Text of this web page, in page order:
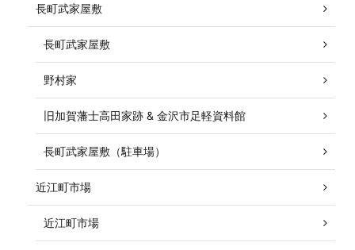
長町武家屋敷
長町武家屋敷
野村家
旧加賀藩士高田家跡 & 金沢市足軽資料館
長町武家屋敷（駐車場）
近江町市場
近江町市場